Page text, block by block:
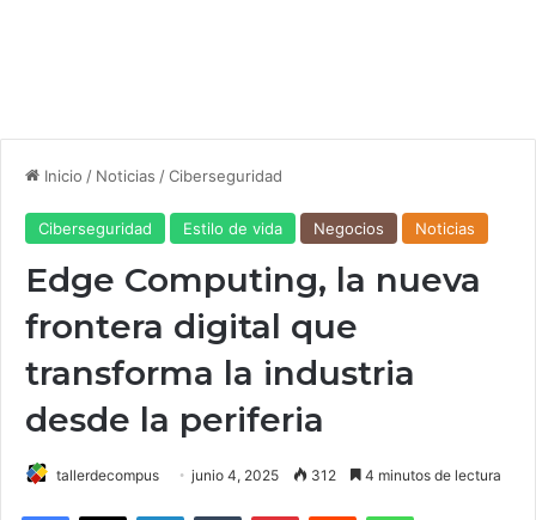
Inicio / Noticias /Ciberseguridad
Ciberseguridad Estilo de vida Negocios Noticias
Edge Computing, la nueva
frontera digital que
transforma la industria
desde la periferia
tallerdecompus junio 4, 2025 312 4 minutos de lectura